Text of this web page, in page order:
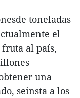
toneladas
el
al país,
una
seinsta a los